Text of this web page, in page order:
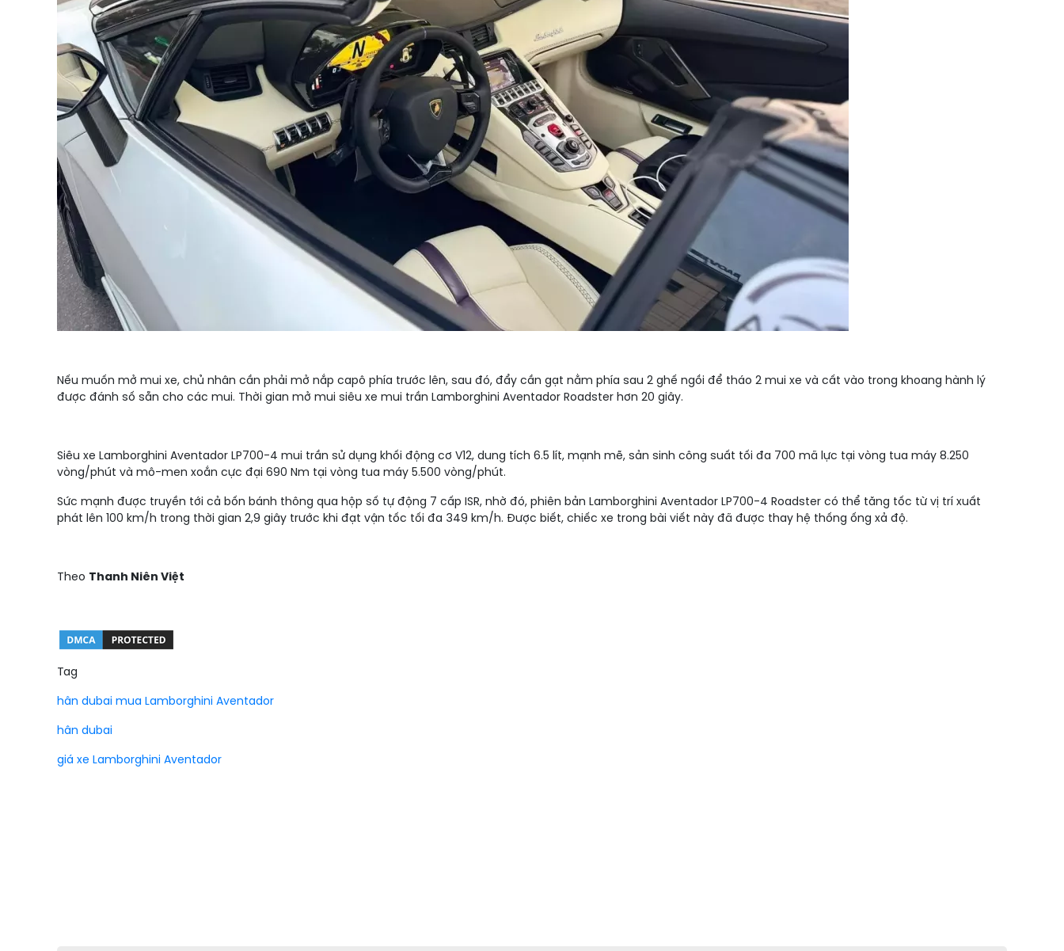
Nếu muốn mở mui xe, chủ nhân cần phải mở nắp capô phía trước lên, sau đó, đẩy cần gạt nằm phía sau 2 ghế ngồi để tháo 2 mui xe và cất vào trong khoang hành lý
được đánh số sẵn cho các mui. Thời gian mở mui siêu xe mui trần Lamborghini Aventador Roadster hơn 20 giây.
Siêu xe Lamborghini Aventador LP700-4 mui trần sử dụng khối động cơ V12, dung tích 6.5 lít, mạnh mẽ, sản sinh công suất tối đa 700 mã lực tại vòng tua máy 8.250
vòng/phút và mô-men xoắn cực đại 690 Nm tại vòng tua máy 5.500 vòng/phút.
Sức mạnh được truyền tới cả bốn bánh thông qua hộp số tự động 7 cấp ISR, nhờ đó, phiên bản Lamborghini Aventador LP700-4 Roadster có thể tăng tốc từ vị trí xuất
phát lên 100 km/h trong thời gian 2,9 giây trước khi đạt vận tốc tối đa 349 km/h. Được biết, chiếc xe trong bài viết này đã được thay hệ thống ống xả độ.
Theo Thanh Niên Việt
Tag
hân dubai mua Lamborghini Aventador
hân dubai
giá xe Lamborghini Aventador